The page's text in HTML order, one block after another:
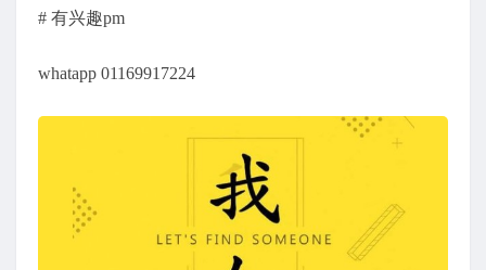
# 有兴趣pm
whatapp 01169917224